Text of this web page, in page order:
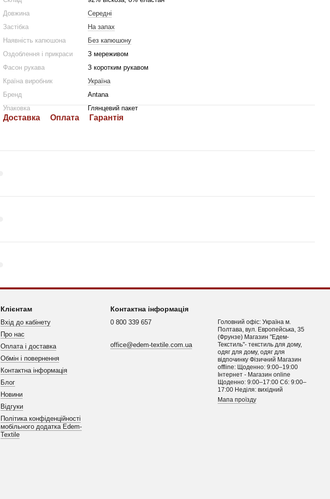
Довжина
Середні
Застібка
На запах
Наявність капюшона
Без капюшону
Оздоблення і прикраси
З мереживом
Фасон рукава
З коротким рукавом
Країна виробник
Україна
Бренд
Antana
Упаковка
Глянцевий пакет
Доставка Оплата Гарантія
Клієнтам
Вхід до кабінету
Про нас
Оплата і доставка
Обмін і повернення
Контактна інформація
Блог
Новини
Відгуки
Політика конфіденційності
мобільного додатка Edem-
Textile
Контактна інформація
0 800 339 657
office@edem-textile.com.ua
Головний офіс: Україна м.
Полтава, вул. Европейська, 35
(Фрунзе) Магазин "Едем-
Текстиль"- текстиль для дому,
одяг для дому, одяг для
відпочинку Фізичний Магазин
offline: Щоденно: 9:00–19:00
Інтернет - Магазин online
Щоденно: 9:00–17:00 Сб: 9:00–
17:00 Неділя: вихідний
Мапа проїзду